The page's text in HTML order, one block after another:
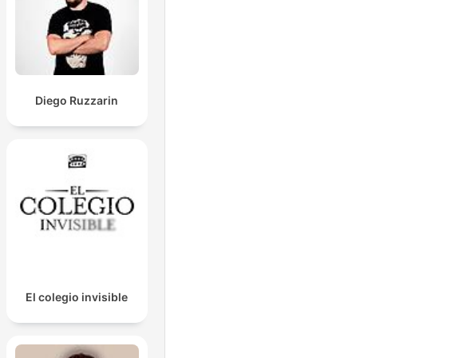
Diego Ruzzarin
El colegio invisible